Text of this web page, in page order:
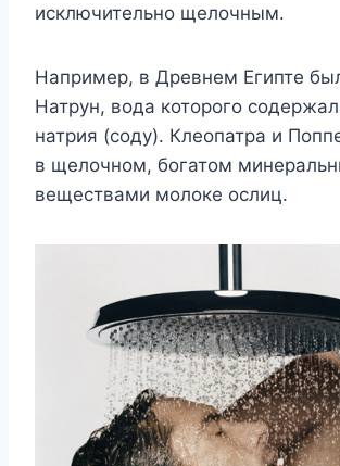
исключительно щелочным.
Например, в Древнем Египте
Натрун, вода которого
натрия (соду). Клеопатра и
в щелочном, богатом
веществами молоке ослиц.